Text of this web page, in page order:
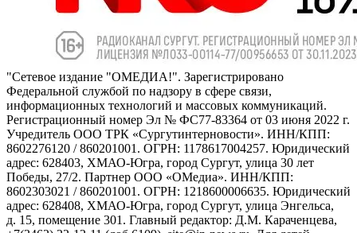
"Сетевое издание "ОМЕДИА!". Зарегистрировано
Федеральной службой по надзору в сфере связи,
информационных технологий и массовых коммуникаций.
Регистрационный номер Эл № ФС77-83364 от 03 июня 2022 г.
Учредитель ООО ТРК «Сургутинтерновости». ИНН/КПП:
8602276120 / 860201001. ОГРН: 1178617004257. Юридический
адрес: 628403, ХМАО-Югра, город Сургут, улица 30 лет
Победы, 27/2. Партнер ООО «ОМедиа». ИНН/КПП:
8602303021 / 860201001. ОГРН: 1218600006635. Юридический
адрес: 628408, ХМАО-Югра, город Сургут, улица Энгельса,
д. 15, помещение 301. Главный редактор: Д.М. Караченцева,